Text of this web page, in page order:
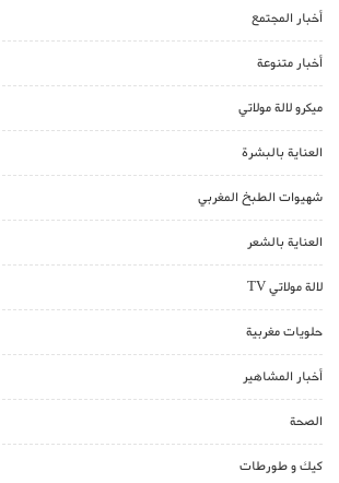
أخبار المجتمع
أخبار متنوعة
ميكرو لالة مولاتي
العناية بالبشرة
شهيوات الطبخ المغربي
العناية بالشعر
لالة مولاتي TV
حلويات مغربية
أخبار المشاهير
الصحة
كيك و طورطات